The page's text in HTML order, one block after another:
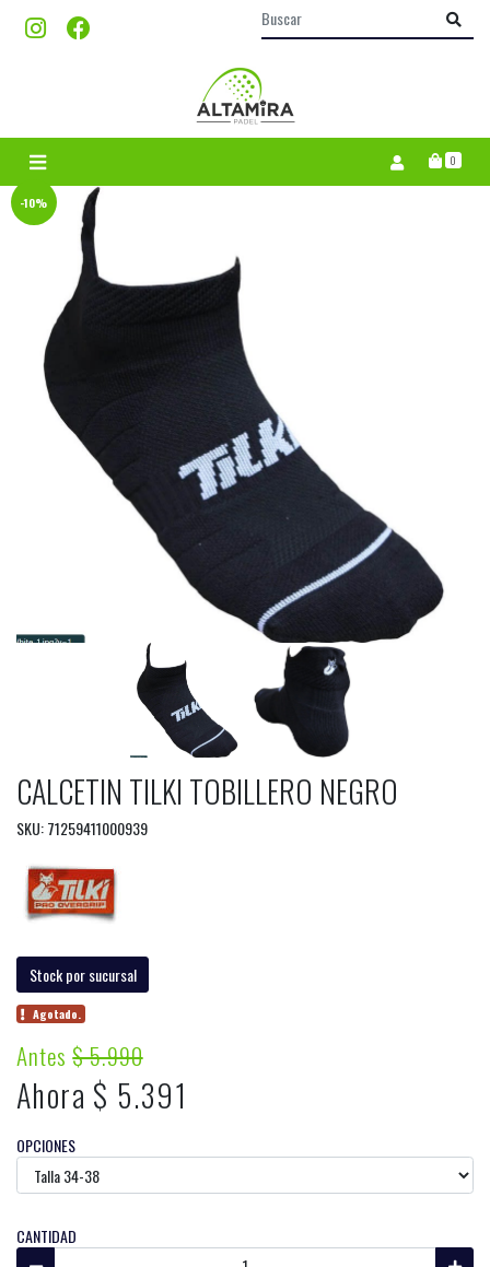
0
-10%
CALCETIN TILKI TOBILLERO NEGRO
SKU: 71259411000939
Stock por sucursal
Agotado.
Antes$ 5.990
Ahora $ 5.391
OPCIONES
CANTIDAD